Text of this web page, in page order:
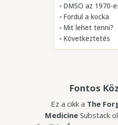
DMSO az 1970-
Fordul a kocka
Mit lehet tenni?
Következtetés
Fontos
Ez a cikk a The
MedicineSubstack